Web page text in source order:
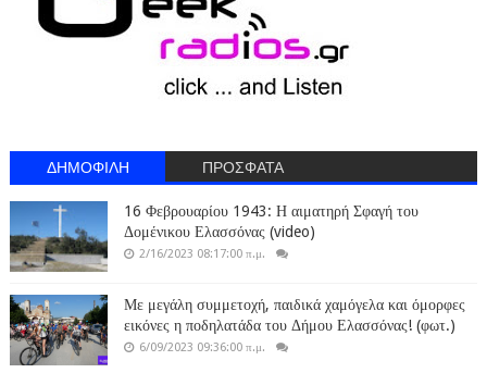
ΔΗΜΟΦΙΛΗ ΠΡΟΣΦΑΤΑ
16 Φεβρουαρίου 1943: Η αιματηρή Σφαγή του
Δομένικου Ελασσόνας (video)
2/16/2023 08:17:00 π.μ.
Με μεγάλη συμμετοχή, παιδικά χαμόγελα και όμορφες
εικόνες η ποδηλατάδα του Δήμου Ελασσόνας! (φωτ.)
6/09/2023 09:36:00 π.μ.